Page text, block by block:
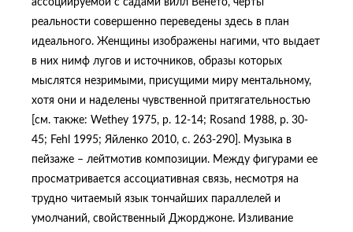
ассоциируемой с садами вилл Венето, черты
реальности совершенно переведены здесь в план
идеального. Женщины изображены нагими, что выдает
в них нимф лугов и источников, образы которых
мыслятся незримыми, присущими миру ментальному,
хотя они и наделены чувственной притягательностью
[см. также: Wethey 1975, p. 12-14; Rosand 1988, p. 30-
45; Fehl 1995; Яйленко 2010, с. 263-290]. Музыка в
пейзаже – лейтмотив композиции. Между фигурами ее
просматривается ассоциативная связь, несмотря на
трудно читаемый язык тончайших параллелей и
умолчаний, свойственный Джорджоне. Изливание